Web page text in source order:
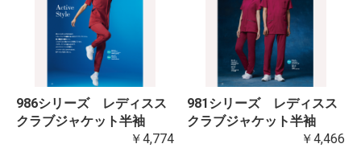
986シリーズ レディスス
クラブジャケット半袖
￥4,774
981シリーズ レディスス
クラブジャケット半袖
￥4,466